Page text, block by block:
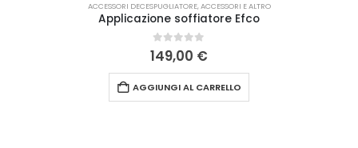
ACCESSORI DECESPUGLIATORE,ACCESSORI E ALTRO
Applicazione soffiatore Efco
0Su 5
149,00 €
AGGIUNGI AL CARRELLO